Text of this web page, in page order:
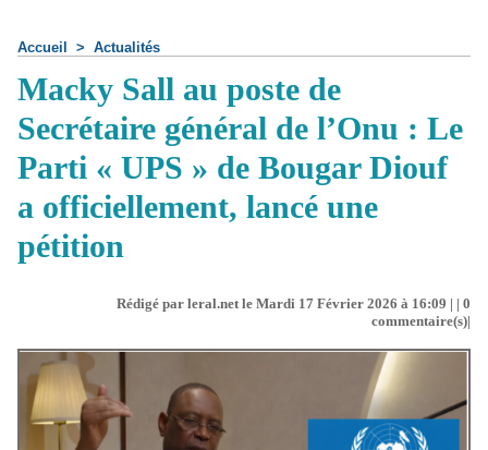
Accueil > Actualités
Macky Sall au poste de
Secrétaire général de l’Onu : Le
Parti « UPS » de Bougar Diouf
a officiellement, lancé une
pétition
Rédigé par leral.net le Mardi 17 Février 2026 à 16:09 | | 0
commentaire(s)|